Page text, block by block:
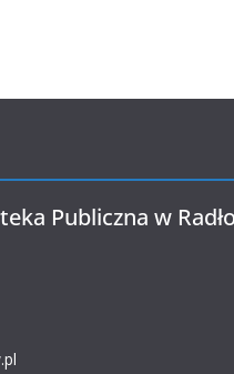
Publiczna w